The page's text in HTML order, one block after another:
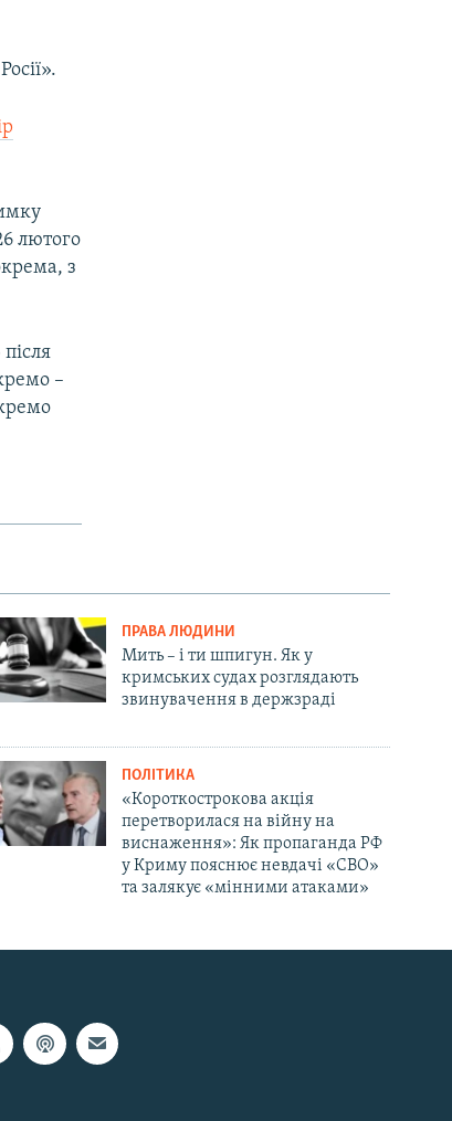
лютого
з
–
ПРАВА ЛЮДИНИ
Мить – і ти шпигун. Як у
кримських судах розглядають
звинувачення в держзраді
ПОЛІТИКА
«Короткострокова акція
перетворилася на війну на
виснаження»: Як пропаганда РФ
у Криму пояснює невдачі «СВО»
та залякує «мінними атаками»